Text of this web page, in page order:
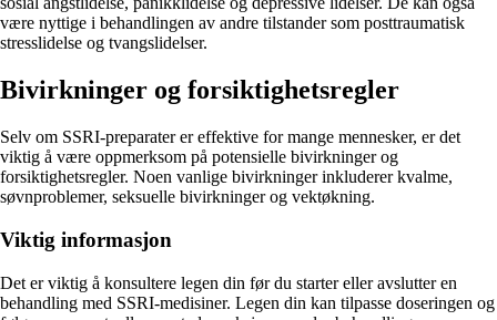
være nyttige i behandlingen av andre tilstander som posttraumatisk
stresslidelse og tvangslidelser.
Bivirkninger og forsiktighetsregler
Selv om SSRI-preparater er effektive for mange mennesker, er det
viktig å være oppmerksom på potensielle bivirkninger og
forsiktighetsregler. Noen vanlige bivirkninger inkluderer kvalme,
søvnproblemer, seksuelle bivirkninger og vektøkning.
Viktig informasjon
Det er viktig å konsultere legen din før du starter eller avslutter en
behandling med SSRI-medisiner. Legen din kan tilpasse doseringen og